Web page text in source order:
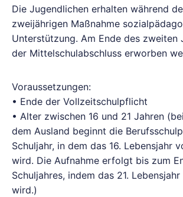
Die Jugendlichen erhalten während
zweijährigen Maßnahme
Unterstützung. Am Ende des zweiten
der Mittelschulabschluss erworben
Voraussetzungen:
• Ende der Vollzeitschulpflicht
• Alter zwischen 16 und 21 Jahren
dem Ausland beginnt die
Schuljahr, in dem das 16. Lebensjahr
wird. Die Aufnahme erfolgt bis zum
Schuljahres, indem das 21.
wird.)